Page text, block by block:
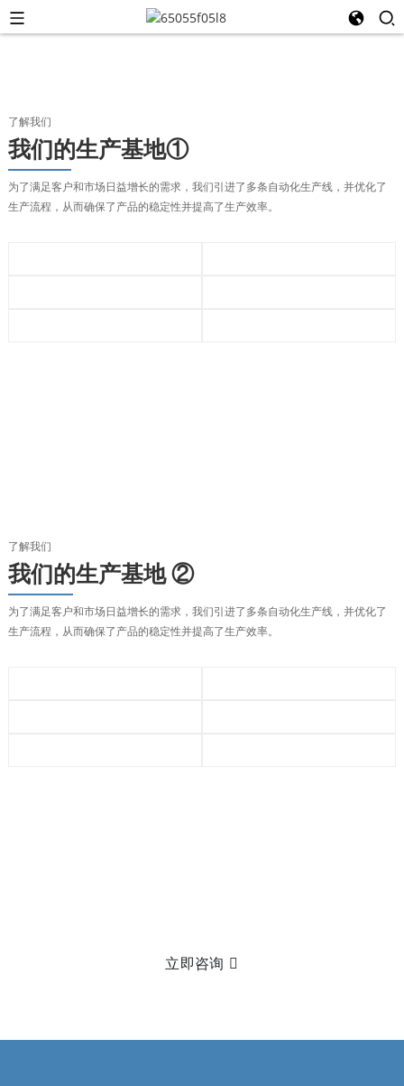
了解我们
我们的生产基地①
为了满足客户和市场日益增长的需求，我们引进了多条自动化生产线，并优化了
生产流程，从而确保了产品的稳定性并提高了生产效率。
了解我们
我们的生产基地 ②
为了满足客户和市场日益增长的需求，我们引进了多条自动化生产线，并优化了
生产流程，从而确保了产品的稳定性并提高了生产效率。
立即咨询